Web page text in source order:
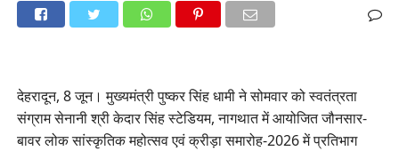
देहरादून, 8 जून। मुख्यमंत्री पुष्कर सिंह धामी ने सोमवार को स्वतंत्रता
संग्राम सेनानी श्री केदार सिंह स्टेडियम, नागथात में आयोजित जौनसार-
बावर लोक सांस्कृतिक महोत्सव एवं क्रीड़ा समारोह-2026 में प्रतिभाग